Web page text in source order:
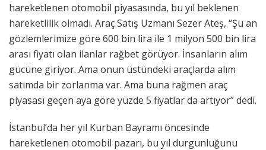
hareketlenen otomobil piyasasında, bu yıl beklenen
hareketlilik olmadı. Araç Satış Uzmanı Sezer Ateş, “Şu an
gözlemlerimize göre 600 bin lira ile 1 milyon 500 bin lira
arası fiyatı olan ilanlar rağbet görüyor. İnsanların alım
gücüne giriyor. Ama onun üstündeki araçlarda alım
satımda bir zorlanma var. Ama buna rağmen araç
piyasası geçen aya göre yüzde 5 fiyatlar da artıyor” dedi.
İstanbul’da her yıl Kurban Bayramı öncesinde
hareketlenen otomobil pazarı, bu yıl durgunluğunu